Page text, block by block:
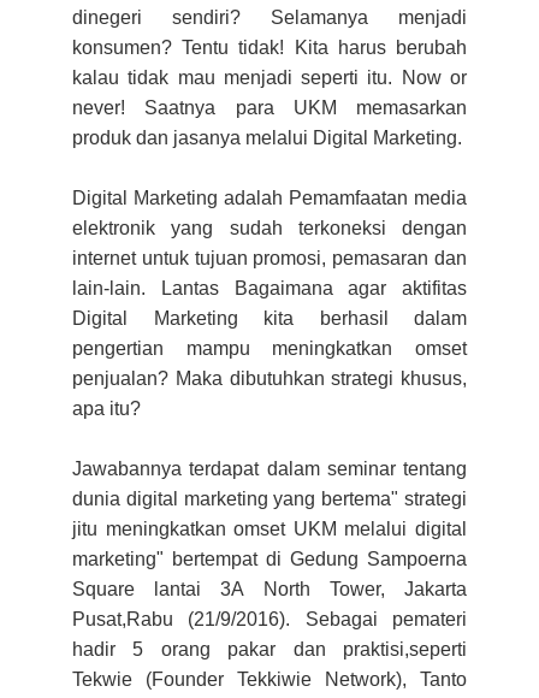
dinegeri sendiri? Selamanya menjadi
konsumen? Tentu tidak! Kita harus berubah
kalau tidak mau menjadi seperti itu. Now or
never! Saatnya para UKM memasarkan
produk dan jasanya melalui Digital Marketing.
Digital Marketing adalah Pemamfaatan media
elektronik yang sudah terkoneksi dengan
internet untuk tujuan promosi, pemasaran dan
lain-lain. Lantas Bagaimana agar aktifitas
Digital Marketing kita berhasil dalam
pengertian mampu meningkatkan omset
penjualan? Maka dibutuhkan strategi khusus,
apa itu?
Jawabannya terdapat dalam seminar tentang
dunia digital marketing yang bertema" strategi
jitu meningkatkan omset UKM melalui digital
marketing" bertempat di Gedung Sampoerna
Square lantai 3A North Tower, Jakarta
Pusat,Rabu (21/9/2016). Sebagai pemateri
hadir 5 orang pakar dan praktisi,seperti
Tekwie (Founder Tekkiwie Network), Tanto